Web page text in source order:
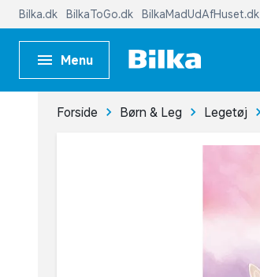
Bilka.dk BilkaToGo.dk BilkaMadUdAfHuset.dk
Menu
Forside Børn & Leg Legetøj